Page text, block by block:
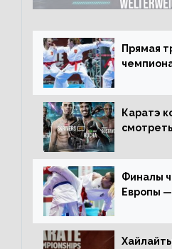
Прямая
Каратэ
Финалы
Европы